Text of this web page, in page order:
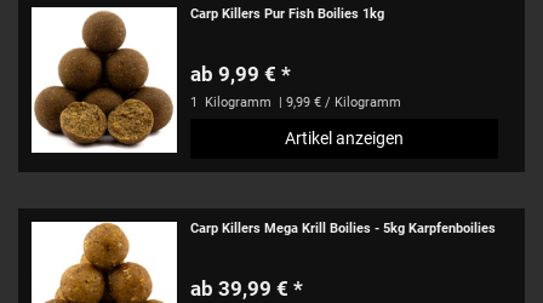
Carp Killers Pur Fish Boilies 1kg
ab 9,99 € *
1 Kilogramm | 9,99 € / Kilogramm
Artikel anzeigen
Carp Killers Mega Krill Boilies - 5kg Karpfenboilies
ab 39,99 € *